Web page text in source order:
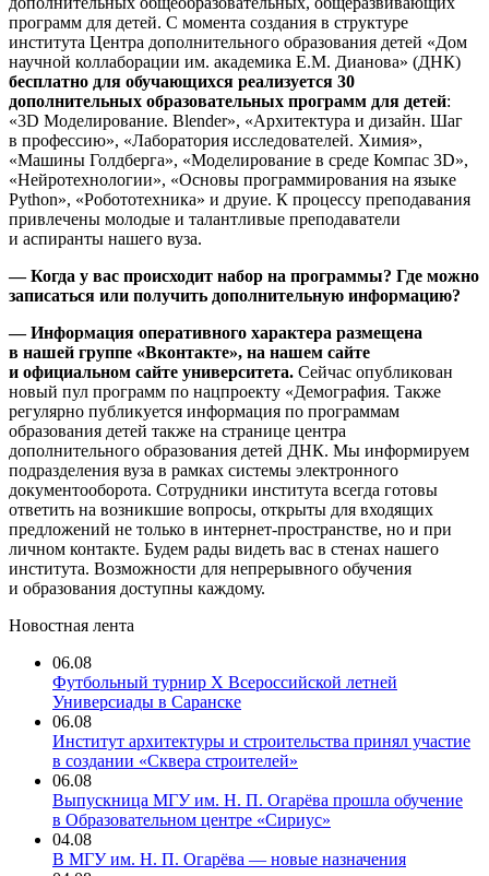
программ для детей. С момента создания в структуре
института Центра дополнительного образования детей «Дом
научной коллаборации им. академика Е.М. Дианова» (ДНК)
бесплатно для обучающихся реализуется 30
дополнительных образовательных программ для детей:
«3D Моделирование. Blender», «Архитектура и дизайн. Шаг
в профессию», «Лаборатория исследователей. Химия»,
«Машины Голдберга», «Моделирование в среде Компас 3D»,
«Нейротехнологии», «Основы программирования на языке
Python», «Робототехника» и друие. К процессу преподавания
привлечены молодые и талантливые преподаватели
и аспиранты нашего вуза.
— Когда у вас происходит набор на программы? Где можно
записаться или получить дополнительную информацию?
— Информация оперативного характера размещена
в нашей группе «Вконтакте», на нашем сайте
и официальном сайте университета. Сейчас опубликован
новый пул программ по нацпроекту «Демография. Также
регулярно публикуется информация по программам
образования детей также на странице центра
дополнительного образования детей ДНК. Мы информируем
подразделения вуза в рамках системы электронного
документооборота. Сотрудники института всегда готовы
ответить на возникшие вопросы, открыты для входящих
предложений не только в интернет-пространстве, но и при
личном контакте. Будем рады видеть вас в стенах нашего
института. Возможности для непрерывного обучения
и образования доступны каждому.
Новостная лента
06.08
Футбольный турнир X Всероссийской летней
Универсиады в Саранске
06.08
Институт архитектуры и строительства принял участие
в создании «Сквера строителей»
06.08
Выпускница МГУ им. Н. П. Огарёва прошла обучение
в Образовательном центре «Сириус»
04.08
В МГУ им. Н. П. Огарёва — новые назначения